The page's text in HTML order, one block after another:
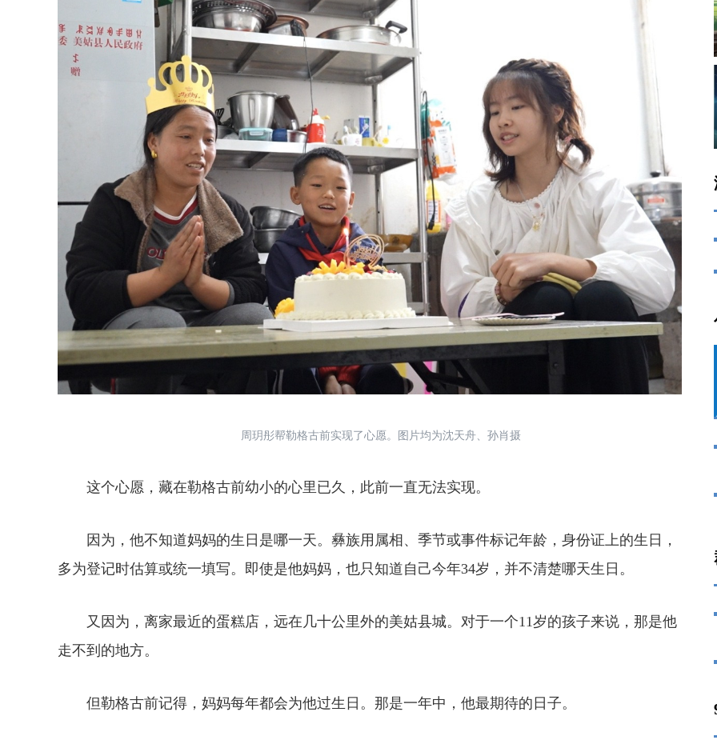
周玥彤帮勒格古前实现了心愿。图片均为沈天舟、孙肖摄
这个心愿，藏在勒格古前幼小的心里已久，此前一直无法实现。
因为，他不知道妈妈的生日是哪一天。彝族用属相、季节或事件标记年龄，身份证上的生日，
多为登记时估算或统一填写。即使是他妈妈，也只知道自己今年34岁，并不清楚哪天生日。
又因为，离家最近的蛋糕店，远在几十公里外的美姑县城。对于一个11岁的孩子来说，那是他
走不到的地方。
但勒格古前记得，妈妈每年都会为他过生日。那是一年中，他最期待的日子。